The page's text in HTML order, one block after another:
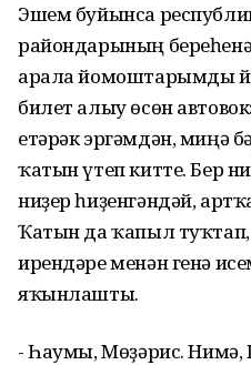
Эшем буйынса
райондарының
арала йомоштарымды
билет алыу өсөн
етәрәк эргәмдән, миңә
ҡатын үтеп китте. Бер
ниҙер һиҙенгәндәй,
Ҡатын да ҡапыл
ирендәре менән генә
яҡынлашты.
- Һаумы, Мөҙәрис. Нимә,